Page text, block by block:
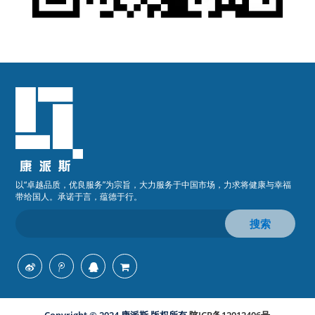
以“卓越品质，优良服务”为宗旨，大力服务于中国市场，力求将健康与幸福
带给国人。承诺于言，蕴德于行。